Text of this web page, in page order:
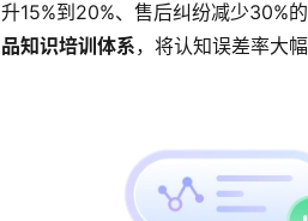
升15%到20%、售后纠纷减少30%的
品知识培训体系，将认知误差率大